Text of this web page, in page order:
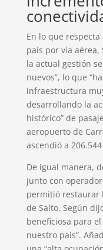
En lo que
país por vía
la actual gestión
nuevos”, lo que
infraestructura
desarrollando la
histórico” de
aeropuerto de
ascendió a
De igual manera,
junto con
permitió restaurar
de Salto. Según
beneficiosa para
nuestro país”.